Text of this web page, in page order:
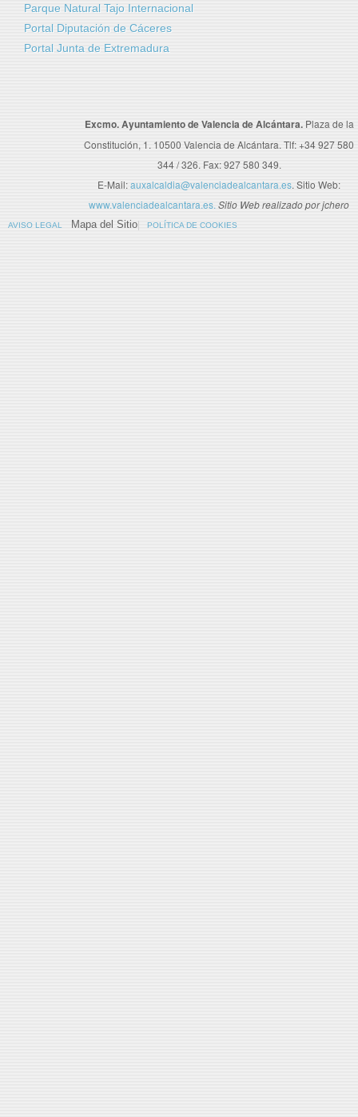
Parque Natural Tajo Internacional
Portal Diputación de Cáceres
Portal Junta de Extremadura
Excmo. Ayuntamiento de Valencia de Alcántara. Plaza de la
Constitución, 1. 10500 Valencia de Alcántara. Tlf: +34 927 580
344 / 326. Fax: 927 580 349.
E-Mail:auxalcaldia@valenciadealcantara.es. Sitio Web:
www.valenciadealcantara.es. Sitio Web realizado por jchero
AVISO LEGAL Mapa del Sitio POLÍTICA DE COOKIES